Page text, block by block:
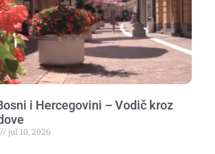
i Hercegovini – Vodič kroz
jul 10, 2026